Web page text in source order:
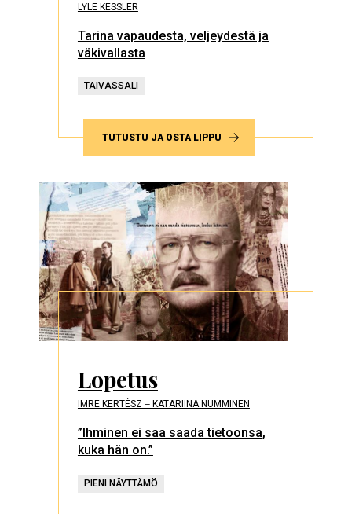
LYLE KESSLER
Tarina vapaudesta, veljeydestä ja
väkivallasta
TAIVASSALI
TUTUSTU JA OSTA LIPPU
Lopetus
IMRE KERTÉSZ ‒ KATARIINA NUMMINEN
”Ihminen ei saa saada tietoonsa,
kuka hän on.”
PIENI NÄYTTÄMÖ